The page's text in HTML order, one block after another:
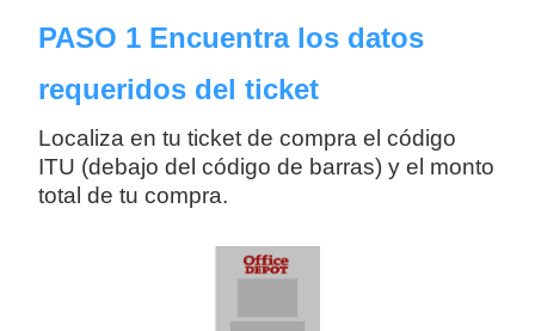
PASO 1 Encuentra los datos
requeridos del ticket
Localiza en tu ticket de compra el código
ITU (debajo del código de barras) y el monto
total de tu compra.